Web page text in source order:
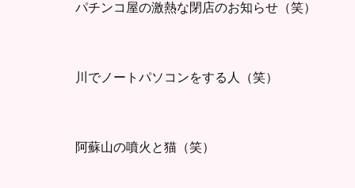
パチンコ屋の激熱な閉店のお知らせ（笑）
川でノートパソコンをする人（笑）
阿蘇山の噴火と猫（笑）